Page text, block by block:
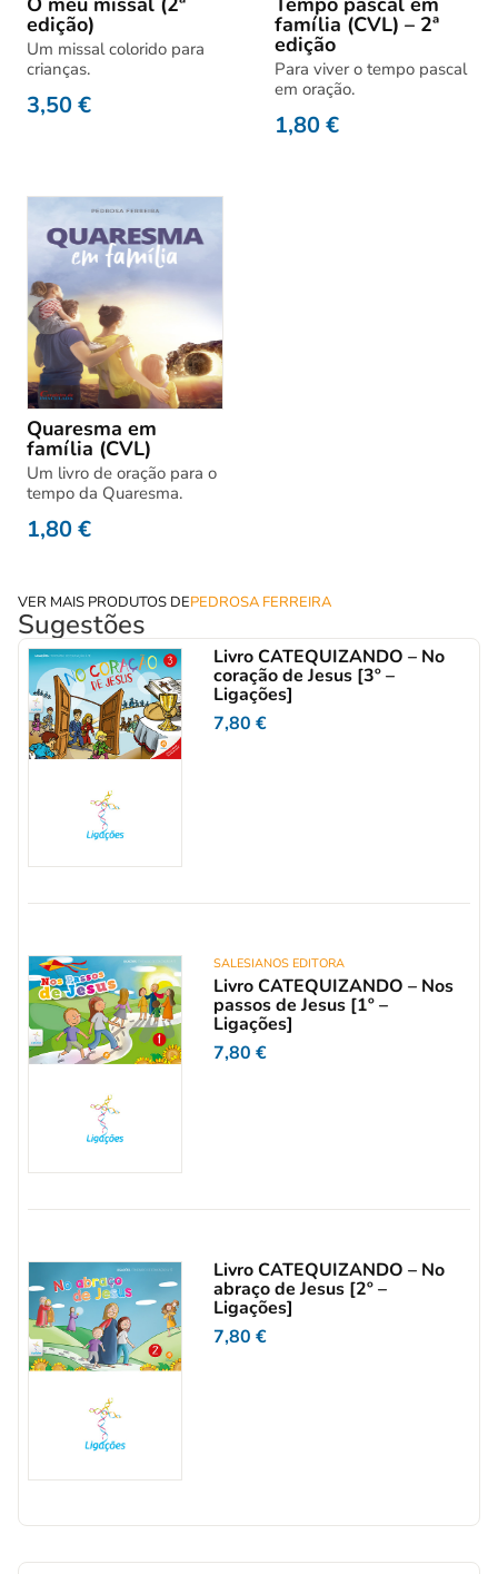
edição)
Um missal colorido para
crianças.
3,50€
família (CVL) – 2ª
edição
Para viver o tempo pascal
em oração.
1,80€
Quaresma em
família (CVL)
Um livro de oração para o
tempo da Quaresma.
1,80€
VER MAIS PRODUTOS DEPEDROSA FERREIRA
Sugestões
Livro CATEQUIZANDO – No
coração de Jesus [3º –
Ligações]
7,80€
SALESIANOS EDITORA
Livro CATEQUIZANDO – Nos
passos de Jesus [1º –
Ligações]
7,80€
Livro CATEQUIZANDO – No
abraço de Jesus [2º –
Ligações]
7,80€